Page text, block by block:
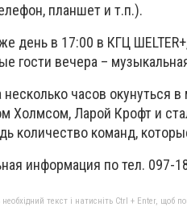
планшет и т.п.).
день в 17:00 в КГЦ
гости вечера –
часов окунуться
Холмсом, Ларой Крофт и
количество команд,
информация по тел. 097-
текст і натисніть Ctrl + Enter, щоб